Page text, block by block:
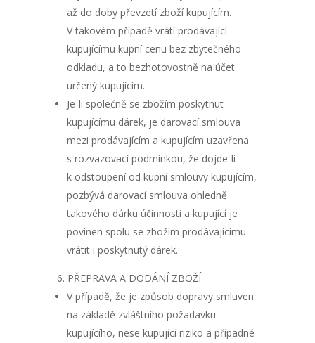
až do doby převzetí zboží kupujícím.
V takovém případě vrátí prodávající
kupujícímu kupní cenu bez zbytečného
odkladu, a to bezhotovostně na účet
určený kupujícím.
Je-li společně se zbožím poskytnut
kupujícímu dárek, je darovací smlouva
mezi prodávajícím a kupujícím uzavřena
s rozvazovací podmínkou, že dojde-li
k odstoupení od kupní smlouvy kupujícím,
pozbývá darovací smlouva ohledně
takového dárku účinnosti a kupující je
povinen spolu se zbožím prodávajícímu
vrátit i poskytnutý dárek.
PŘEPRAVA A DODÁNÍ ZBOŽÍ
V případě, že je způsob dopravy smluven
na základě zvláštního požadavku
kupujícího, nese kupující riziko a případné